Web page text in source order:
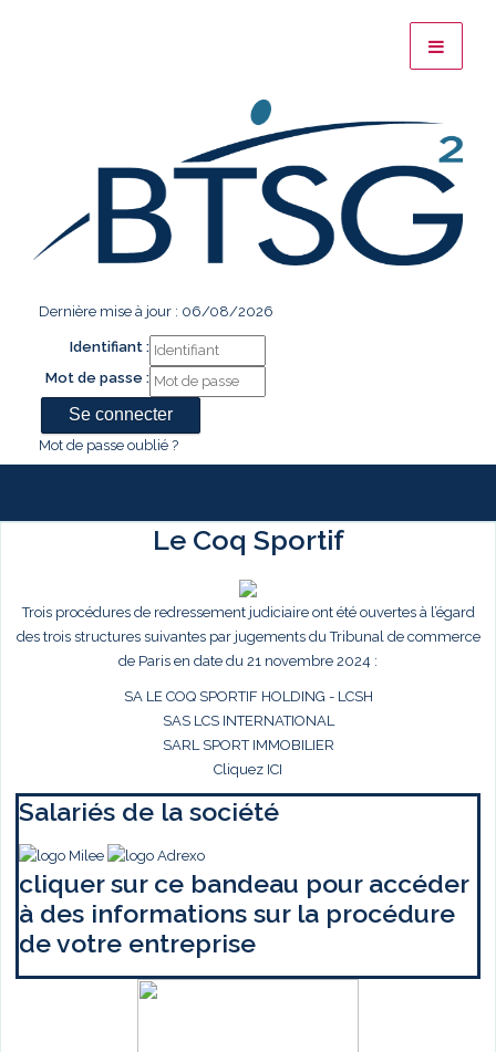
Dernière mise à jour : 06/08/2026
Identifiant :
Mot de passe :
Mot de passe oublié ?
Le Coq Sportif
Trois procédures de redressement judiciaire ont été ouvertes à l’égard
des trois structures suivantes par jugements du Tribunal de commerce
de Paris en date du 21 novembre 2024 :
SA LE COQ SPORTIF HOLDING - LCSH
SAS LCS INTERNATIONAL
SARL SPORT IMMOBILIER
Cliquez ICI
Salariés de la société
cliquer sur ce bandeau pour accéder
à des informations sur la procédure
de votre entreprise